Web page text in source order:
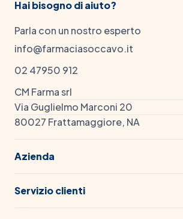
Hai bisogno di aiuto?
Parla con un nostro esperto
info@farmaciasoccavo.it
02 47950 912
CM Farma srl
Via Guglielmo Marconi 20
80027 Frattamaggiore, NA
Azienda
Servizio clienti